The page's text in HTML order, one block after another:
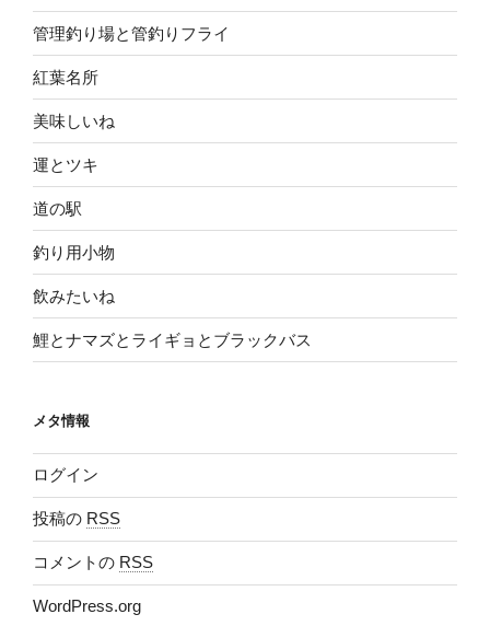
管理釣り場と管釣りフライ
紅葉名所
美味しいね
運とツキ
道の駅
釣り用小物
飲みたいね
鯉とナマズとライギョとブラックバス
メタ情報
ログイン
投稿の RSS
コメントの RSS
WordPress.org